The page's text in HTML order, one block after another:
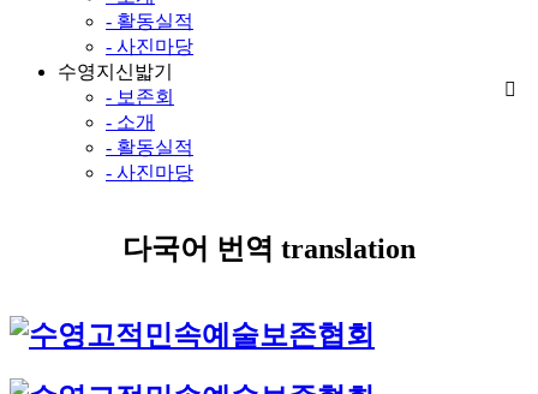
- 활동실적
- 사진마당
수영지신밟기
- 보존회
- 소개
- 활동실적
- 사진마당
다국어 번역 translation